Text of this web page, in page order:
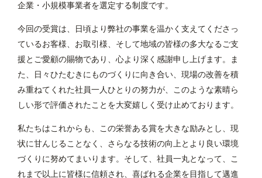
お問い合わせ プライバシーポリシー
株式会社 ビサン
〒710-0151
岡山県岡山市南区植松237
企業・小規模事業者を選定する制度です。
今回の受賞は、日頃より弊社の事業を温かく支えてくださっ
ているお客様、お取引様、そして地域の皆様の多大なるご支
援とご愛顧の賜物であり、心より深く感謝申し上げます。ま
た、日々ひたむきにものづくりに向き合い、現場の改善を積
み重ねてくれた社員一人ひとりの努力が、このような素晴ら
しい形で評価されたことを大変嬉しく受け止めております。
私たちはこれからも、この栄誉ある賞を大きな励みとし、現
状に甘んじることなく、さらなる技術の向上とより良い環境
づくりに努めてまいります。そして、社員一丸となって、こ
れまで以上に皆様に信頼され、喜ばれる企業を目指して邁進